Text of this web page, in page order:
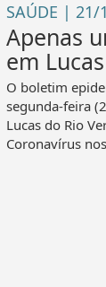
SAÚDE | 21/
Apenas
em
O boletim
segunda-feira
Lucas do Rio
Coronavírus